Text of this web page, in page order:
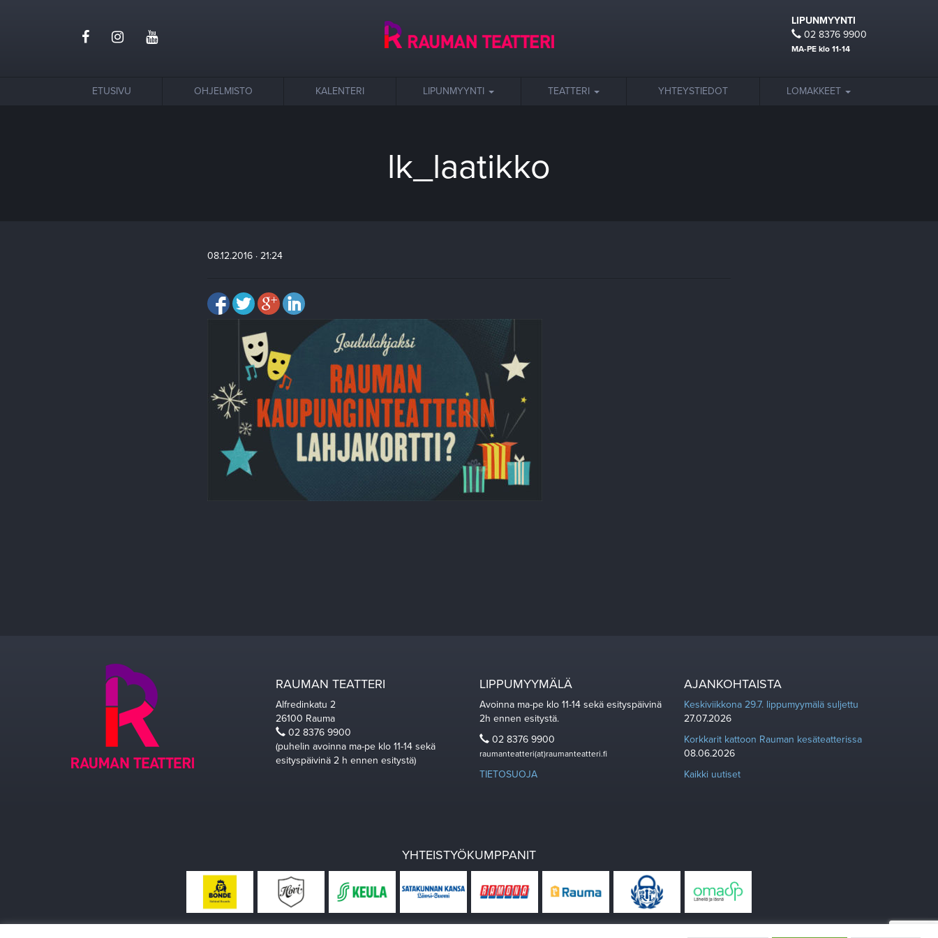
LIPUNMYYNTI
02 8376 9900
MA-PE klo 11-14
ETUSIVU OHJELMISTO KALENTERI LIPUNMYYNTI TEATTERI YHTEYSTIEDOT LOMAKKEET
lk_laatikko
08.12.2016 · 21:24
RAUMAN TEATTERI
Alfredinkatu 2
26100 Rauma
02 8376 9900
(puhelin avoinna ma-pe klo 11-14 sekä
esityspäivinä 2 h ennen esitystä)
LIPPUMYYMÄLÄ
Avoinna ma-pe klo 11-14 sekä esityspäivinä
2h ennen esitystä.
02 8376 9900
raumanteatteri(at)raumanteatteri.fi
TIETOSUOJA
AJANKOHTAISTA
Keskiviikkona 29.7. lippumyymälä suljettu
27.07.2026
Korkkarit kattoon Rauman kesäteatterissa
08.06.2026
Kaikki uutiset
YHTEISTYÖKUMPPANIT